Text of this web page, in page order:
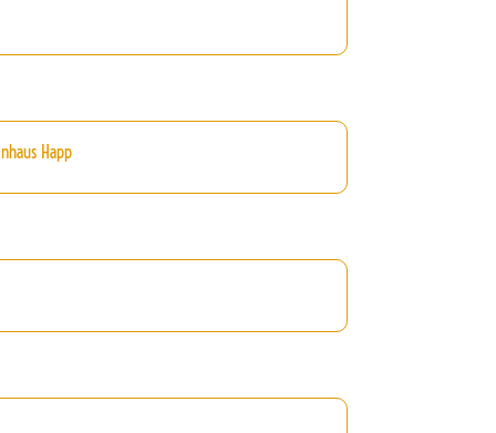
Happ